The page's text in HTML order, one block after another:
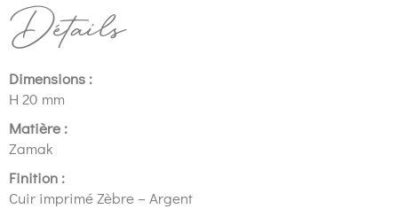
Détails
Dimensions :
H 20 mm
Matière :
Zamak
Finition :
Cuir imprimé Zèbre – Argent